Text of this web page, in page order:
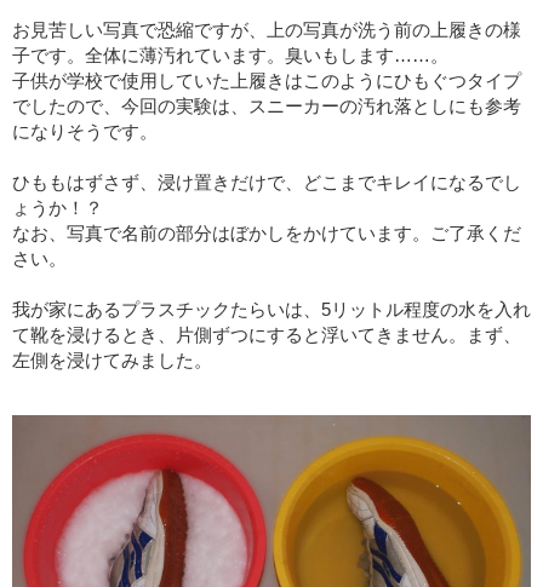
お見苦しい写真で恐縮ですが、上の写真が洗う前の上履きの様
子です。全体に薄汚れています。臭いもします……。
子供が学校で使用していた上履きはこのようにひもぐつタイプ
でしたので、今回の実験は、スニーカーの汚れ落としにも参考
になりそうです。
ひももはずさず、浸け置きだけで、どこまでキレイになるでし
ょうか！？
なお、写真で名前の部分はぼかしをかけています。ご了承くだ
さい。
我が家にあるプラスチックたらいは、5リットル程度の水を入れ
て靴を浸けるとき、片側ずつにすると浮いてきません。まず、
左側を浸けてみました。